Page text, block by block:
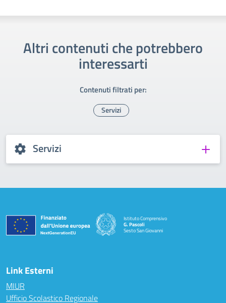
Altri contenuti che potrebbero
interessarti
Contenuti filtrati per:
Servizi
Servizi
Istituto Comprensivo
G. Pascoli
Sesto San Giovanni
Link Esterni
MIUR
Ufficio Scolastico Regionale